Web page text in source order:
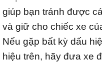
giúp bạn tránh được
và giữ cho chiếc xe
Nếu gặp bất kỳ dấu
hiệu trên, hãy đưa xe